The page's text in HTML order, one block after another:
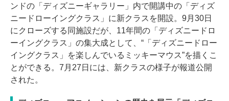
ンドの「ディズニーギャラリー」内で開講中の「ディズ
ニードローイングクラス」に新クラスを開設。9月30日
にクローズする同施設だが、11年間の「ディズニードロ
ーイングクラス」の集大成として、“「ディズニードロー
イングクラス」を楽しんでいるミッキーマウス”を描くこ
とができる。7月27日には、新クラスの様子が報道公開
された。